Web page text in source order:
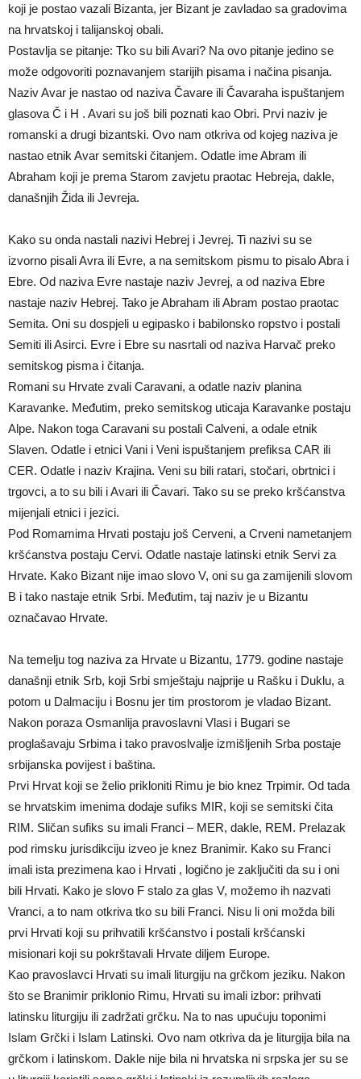
koji je postao vazali Bizanta, jer Bizant je zavladao sa gradovima
na hrvatskoj i talijanskoj obali.
Postavlja se pitanje: Tko su bili Avari? Na ovo pitanje jedino se
može odgovoriti poznavanjem starijih pisama i načina pisanja.
Naziv Avar je nastao od naziva Čavare ili Čavaraha ispuštanjem
glasova Č i H . Avari su još bili poznati kao Obri. Prvi naziv je
romanski a drugi bizantski. Ovo nam otkriva od kojeg naziva je
nastao etnik Avar semitski čitanjem. Odatle ime Abram ili
Abraham koji je prema Starom zavjetu praotac Hebreja, dakle,
današnjih Žida ili Jevreja.
Kako su onda nastali nazivi Hebrej i Jevrej. Ti nazivi su se
izvorno pisali Avra ili Evre, a na semitskom pismu to pisalo Abra i
Ebre. Od naziva Evre nastaje naziv Jevrej, a od naziva Ebre
nastaje naziv Hebrej. Tako je Abraham ili Abram postao praotac
Semita. Oni su dospjeli u egipasko i babilonsko ropstvo i postali
Semiti ili Asirci. Evre i Ebre su nasrtali od naziva Harvač preko
semitskog pisma i čitanja.
Romani su Hrvate zvali Caravani, a odatle naziv planina
Karavanke. Međutim, preko semitskog uticaja Karavanke postaju
Alpe. Nakon toga Caravani su postali Calveni, a odale etnik
Slaven. Odatle i etnici Vani i Veni ispuštanjem prefiksa CAR ili
CER. Odatle i naziv Krajina. Veni su bili ratari, stočari, obrtnici i
trgovci, a to su bili i Avari ili Čavari. Tako su se preko kršćanstva
mijenjali etnici i jezici.
Pod Romamima Hrvati postaju još Cerveni, a Crveni nametanjem
kršćanstva postaju Cervi. Odatle nastaje latinski etnik Servi za
Hrvate. Kako Bizant nije imao slovo V, oni su ga zamijenili slovom
B i tako nastaje etnik Srbi. Međutim, taj naziv je u Bizantu
označavao Hrvate.
Na temelju tog naziva za Hrvate u Bizantu, 1779. godine nastaje
današnji etnik Srb, koji Srbi smještaju najprije u Rašku i Duklu, a
potom u Dalmaciju i Bosnu jer tim prostorom je vladao Bizant.
Nakon poraza Osmanlija pravoslavni Vlasi i Bugari se
proglašavaju Srbima i tako pravoslvalje izmišljenih Srba postaje
srbijanska povijest i baština.
Prvi Hrvat koji se želio prikloniti Rimu je bio knez Trpimir. Od tada
se hrvatskim imenima dodaje sufiks MIR, koji se semitski čita
RIM. Sličan sufiks su imali Franci – MER, dakle, REM. Prelazak
pod rimsku jurisdikciju izveo je knez Branimir. Kako su Franci
imali ista prezimena kao i Hrvati , logično je zaključiti da su i oni
bili Hrvati. Kako je slovo F stalo za glas V, možemo ih nazvati
Vranci, a to nam otkriva tko su bili Franci. Nisu li oni možda bili
prvi Hrvati koji su prihvatili kršćanstvo i postali kršćanski
misionari koji su pokrštavali Hrvate diljem Europe.
Kao pravoslavci Hrvati su imali liturgiju na grčkom jeziku. Nakon
što se Branimir priklonio Rimu, Hrvati su imali izbor: prihvati
latinsku liturgiju ili zadržati grčku. Na to nas upućuju toponimi
Islam Grčki i Islam Latinski. Ovo nam otkriva da je liturgija bila na
grčkom i latinskom. Dakle nije bila ni hrvatska ni srpska jer su se